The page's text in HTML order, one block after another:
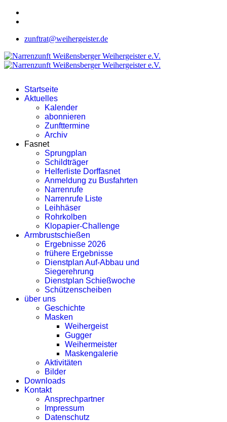
zunftrat@weihergeister.de
Startseite
Aktuelles
Kalender
abonnieren
Zunfttermine
Archiv
Fasnet
Sprungplan
Schildträger
Helferliste Dorffasnet
Anmeldung zu Busfahrten
Narrenrufe
Narrenrufe Liste
Leihhäser
Rohrkolben
Klopapier-Challenge
Armbrustschießen
Ergebnisse 2026
frühere Ergebnisse
Dienstplan Auf-Abbau und
Siegerehrung
Dienstplan Schießwoche
Schützenscheiben
über uns
Geschichte
Masken
Weihergeist
Gugger
Weihermeister
Maskengalerie
Aktivitäten
Bilder
Downloads
Kontakt
Ansprechpartner
Impressum
Datenschutz